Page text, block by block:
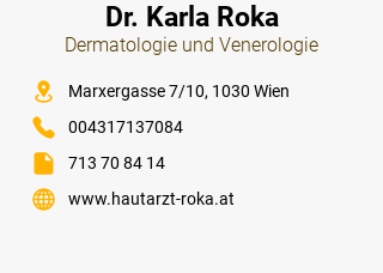
Dr. Karla Roka
Dermatologie und Venerologie
Marxergasse 7/10, 1030 Wien
004317137084
713 70 84 14
www.hautarzt-roka.at